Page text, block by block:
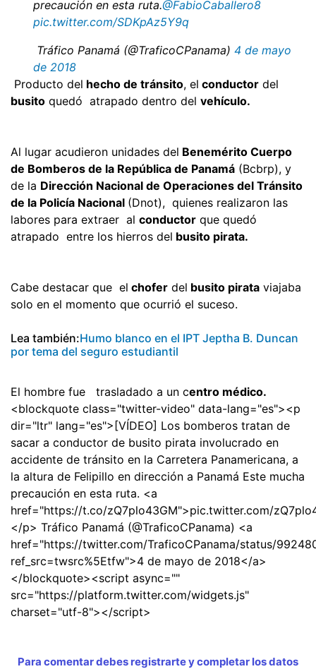
precaución en esta ruta.@FabioCaballero8
pic.twitter.com/SDKpAz5Y9q
 Tráfico Panamá (@TraficoCPanama) 4 de mayo
de 2018
Producto del hecho de tránsito, el conductor del
busito quedó atrapado dentro del vehículo.
Al lugar acudieron unidades del Benemérito Cuerpo
de Bomberos de la República de Panamá (Bcbrp), y
de la Dirección Nacional de Operaciones del Tránsito
de la Policía Nacional (Dnot), quienes realizaron las
labores para extraer al conductor que quedó
atrapado entre los hierros del busito pirata.
Cabe destacar que el chofer del busito pirata viajaba
solo en el momento que ocurrió el suceso.
Lea también:Humo blanco en el IPT Jeptha B. Duncan
por tema del seguro estudiantil
El hombre fue trasladado a un centro médico.
<blockquote class="twitter-video" data-lang="es"><p
dir="ltr" lang="es">[VÍDEO] Los bomberos tratan de
sacar a conductor de busito pirata involucrado en
accidente de tránsito en la Carretera Panamericana, a
la altura de Felipillo en dirección a Panamá Este mucha
precaución en esta ruta. <a
href="https://t.co/zQ7plo43GM">pic.twitter.com/
</p> Tráfico Panamá (@TraficoCPanama) <a
href="https://twitter.com/TraficoCPanama/status/
ref_src=twsrc%5Etfw">4 de mayo de 2018</a>
</blockquote><script async=""
src="https://platform.twitter.com/widgets.js"
charset="utf-8"></script>
Para comentar debes registrarte y completar los datos